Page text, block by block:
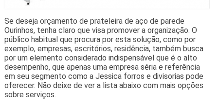
Se deseja orçamento de prateleira de aço de parede
Ourinhos, tenha claro que visa promover a organização. O
público habitual que procura por esta solução, como por
exemplo, empresas, escritórios, residência, também busca
por um elemento considerado indispensável que é o alto
desempenho, que apenas uma empresa séria e referência
em seu segmento como a Jessica forros e divisorias pode
oferecer. Não deixe de ver a lista abaixo com mais opções
sobre serviços.